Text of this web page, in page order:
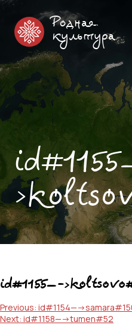
Родная
культура
id#1155—-
Навигация
по
Previous: id#1154—-
Next: id#1158—->tumen#52